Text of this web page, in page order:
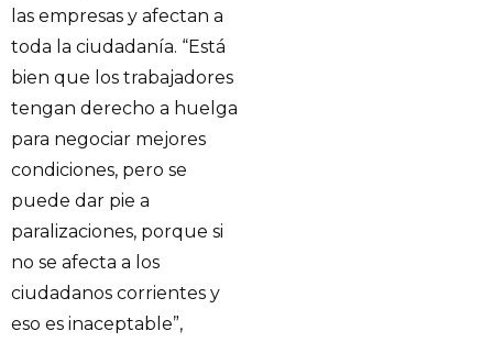
las empresas y afectan a
toda la ciudadanía. “Está
bien que los trabajadores
tengan derecho a huelga
para negociar mejores
condiciones, pero se
puede dar pie a
paralizaciones, porque si
no se afecta a los
ciudadanos corrientes y
eso es inaceptable”,